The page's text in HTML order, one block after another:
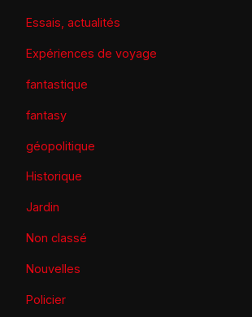
Essais, actualités
Expériences de voyage
fantastique
fantasy
géopolitique
Historique
Jardin
Non classé
Nouvelles
Policier